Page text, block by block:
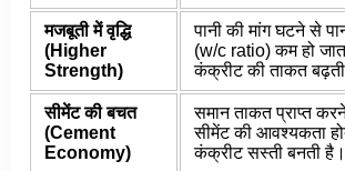
मजबूती में वृद्धि
(Higher
Strength)
पानी की मांग घटने से
(w/c ratio) कम हो
कंक्रीट की ताकत
सीमेंट की बचत
(Cement
Economy)
समान ताकत प्राप्त
सीमेंट की आवश्यकता
कंक्रीट सस्ती बनती है।